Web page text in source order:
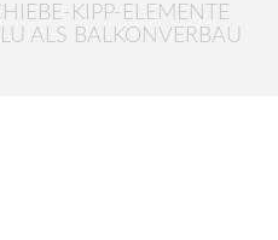
KIPP-ELEMENTE
ALS BALKONVERBAU